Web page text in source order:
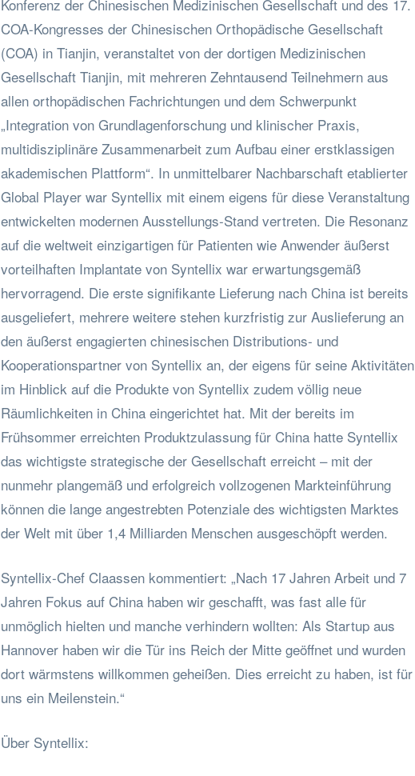
Konferenz der Chinesischen Medizinischen Gesellschaft und des 17.
COA-Kongresses der Chinesischen Orthopädische Gesellschaft
(COA) in Tianjin, veranstaltet von der dortigen Medizinischen
Gesellschaft Tianjin, mit mehreren Zehntausend Teilnehmern aus
allen orthopädischen Fachrichtungen und dem Schwerpunkt
„Integration von Grundlagenforschung und klinischer Praxis,
multidisziplinäre Zusammenarbeit zum Aufbau einer erstklassigen
akademischen Plattform“. In unmittelbarer Nachbarschaft etablierter
Global Player war Syntellix mit einem eigens für diese Veranstaltung
entwickelten modernen Ausstellungs-Stand vertreten. Die Resonanz
auf die weltweit einzigartigen für Patienten wie Anwender äußerst
vorteilhaften Implantate von Syntellix war erwartungsgemäß
hervorragend. Die erste signifikante Lieferung nach China ist bereits
ausgeliefert, mehrere weitere stehen kurzfristig zur Auslieferung an
den äußerst engagierten chinesischen Distributions- und
Kooperationspartner von Syntellix an, der eigens für seine Aktivitäten
im Hinblick auf die Produkte von Syntellix zudem völlig neue
Räumlichkeiten in China eingerichtet hat. Mit der bereits im
Frühsommer erreichten Produktzulassung für China hatte Syntellix
das wichtigste strategische der Gesellschaft erreicht – mit der
nunmehr plangemäß und erfolgreich vollzogenen Markteinführung
können die lange angestrebten Potenziale des wichtigsten Marktes
der Welt mit über 1,4 Milliarden Menschen ausgeschöpft werden.
Syntellix-Chef Claassen kommentiert: „Nach 17 Jahren Arbeit und 7
Jahren Fokus auf China haben wir geschafft, was fast alle für
unmöglich hielten und manche verhindern wollten: Als Startup aus
Hannover haben wir die Tür ins Reich der Mitte geöffnet und wurden
dort wärmstens willkommen geheißen. Dies erreicht zu haben, ist für
uns ein Meilenstein.“
Über Syntellix: